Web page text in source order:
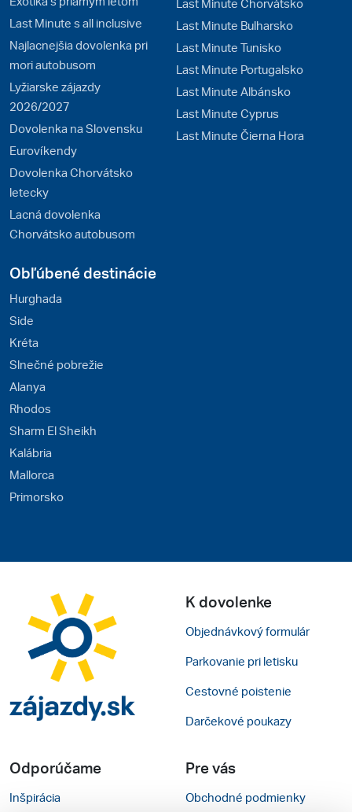
Last Minute s all inclusive
Najlacnejšia dovolenka pri
mori autobusom
Lyžiarske zájazdy
2026/2027
Dovolenka na Slovensku
Eurovíkendy
Dovolenka Chorvátsko
letecky
Lacná dovolenka
Chorvátsko autobusom
Last Minute Bulharsko
Last Minute Tunisko
Last Minute Portugalsko
Last Minute Albánsko
Last Minute Cyprus
Last Minute Čierna Hora
Obľúbené destinácie
Hurghada
Side
Kréta
Slnečné pobrežie
Alanya
Rhodos
Sharm El Sheikh
Kalábria
Mallorca
Primorsko
K dovolenke
Objednávkový formulár
Parkovanie pri letisku
Cestovné poistenie
Darčekové poukazy
Odporúčame
Inšpirácia
Pre vás
Obchodné podmienky